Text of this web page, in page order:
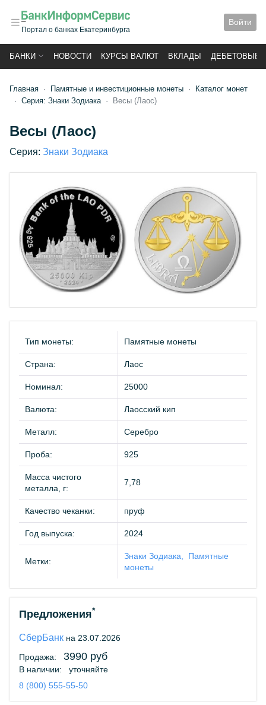
Портал о банках Екатеринбурга
Войти
БАНКИ НОВОСТИ КУРСЫ ВАЛЮТ ВКЛАДЫ ДЕБЕТОВЫЕ
Главная Памятные и инвестиционные монеты
Каталог монет
Серия: Знаки Зодиака
Весы (Лаос)
Весы (Лаос)
Серия: Знаки Зодиака
Тип монеты: Памятные монеты
Страна: Лаос
Номинал: 25000
Валюта: Лаосский кип
Металл: Серебро
Проба: 925
Масса чистого
металла, г:
7,78
Качество чеканки: пруф
Год выпуска: 2024
Метки:
Знаки Зодиака
Памятные
монеты
Предложения*
СберБанк на 23.07.2026
Продажа:
3990 руб
В наличии:
уточняйте
8 (800) 555-55-50